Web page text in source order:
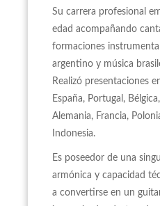
Su carrera profesional
edad acompañando
formaciones
argentino y música
Realizó presentaciones
España, Portugal,
Alemania, Francia,
Indonesia.
Es poseedor de una
armónica y capacidad
a convertirse en un